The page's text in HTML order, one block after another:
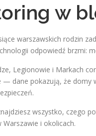
w
warszawskich rodzin
odpowiedź brzmi:
Legionowie i Markach
— dane pokazują, że
wszystko, czego
Warszawie i okolicach.